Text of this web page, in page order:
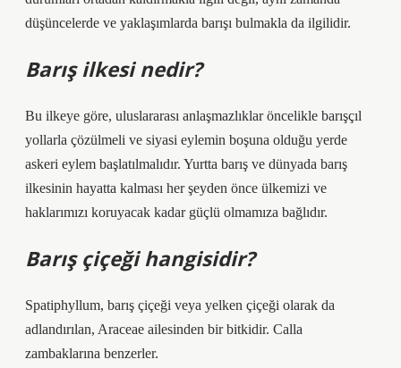
düşüncelerde ve yaklaşımlarda barışı bulmakla da ilgilidir.
Barış ilkesi nedir?
Bu ilkeye göre, uluslararası anlaşmazlıklar öncelikle barışçıl
yollarla çözülmeli ve siyasi eylemin boşuna olduğu yerde
askeri eylem başlatılmalıdır. Yurtta barış ve dünyada barış
ilkesinin hayatta kalması her şeyden önce ülkemizi ve
haklarımızı koruyacak kadar güçlü olmamıza bağlıdır.
Barış çiçeği hangisidir?
Spatiphyllum, barış çiçeği veya yelken çiçeği olarak da
adlandırılan, Araceae ailesinden bir bitkidir. Calla
zambaklarına benzerler.